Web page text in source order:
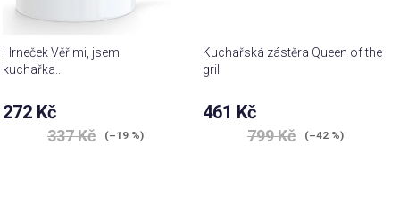
Hrneček Věř mi, jsem
kuchařka...
272 Kč
337 Kč (–19 %)
Kuchařská zástěra Queen of the
grill
461 Kč
799 Kč (–42 %)